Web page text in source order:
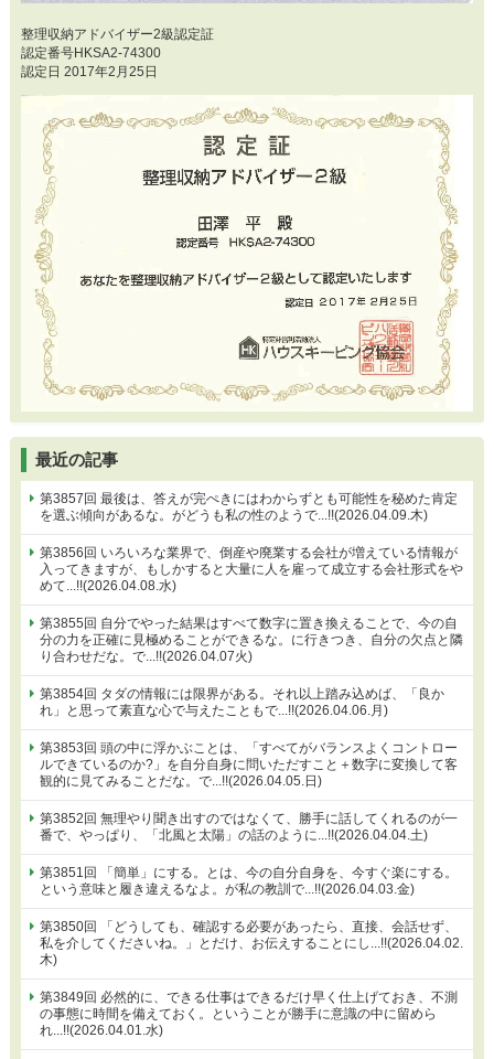
整理収納アドバイザー2級認定証
認定番号HKSA2-74300
認定日 2017年2月25日
最近の記事
第3857回 最後は、答えが完ぺきにはわからずとも可能性を秘めた肯定
を選ぶ傾向があるな。がどうも私の性のようで...!!(2026.04.09.木)
第3856回 いろいろな業界で、倒産や廃業する会社が増えている情報が
入ってきますが、もしかすると大量に人を雇って成立する会社形式をや
めて...!!(2026.04.08.水)
第3855回 自分でやった結果はすべて数字に置き換えることで、今の自
分の力を正確に見極めることができるな。に行きつき、自分の欠点と隣
り合わせだな。で...!!(2026.04.07火)
第3854回 タダの情報には限界がある。それ以上踏み込めば、「良か
れ」と思って素直な心で与えたこともで...!!(2026.04.06.月)
第3853回 頭の中に浮かぶことは、「すべてがバランスよくコントロー
ルできているのか?」を自分自身に問いただすこと＋数字に変換して客
観的に見てみることだな。で...!!(2026.04.05.日)
第3852回 無理やり聞き出すのではなくて、勝手に話してくれるのが一
番で、やっぱり、「北風と太陽」の話のように...!!(2026.04.04.土)
第3851回 「簡単」にする。とは、今の自分自身を、今すぐ楽にする。
という意味と履き違えるなよ。が私の教訓で...!!(2026.04.03.金)
第3850回 「どうしても、確認する必要があったら、直接、会話せず、
私を介してくださいね。」とだけ、お伝えすることにし...!!(2026.04.02.
木)
第3849回 必然的に、できる仕事はできるだけ早く仕上げておき、不測
の事態に時間を備えておく。ということが勝手に意識の中に留めら
れ...!!(2026.04.01.水)